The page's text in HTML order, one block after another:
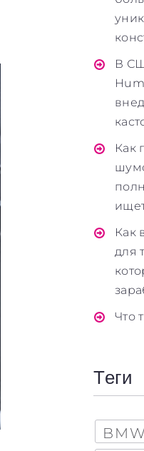
В
Как
Как
для
Что
Теги
BMW